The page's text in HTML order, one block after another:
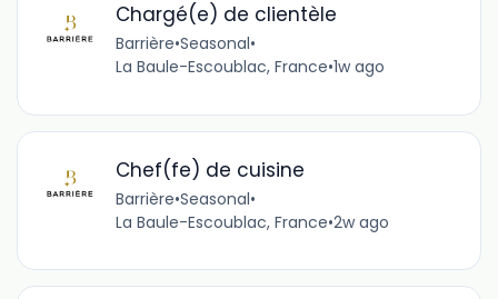
Chargé(e) de clientèle
Barrière•Seasonal•
La Baule-Escoublac, France•1w ago
Chef(fe) de cuisine
Barrière•Seasonal•
La Baule-Escoublac, France•2w ago